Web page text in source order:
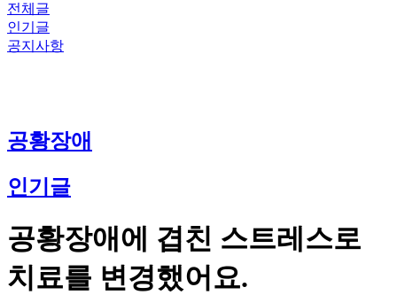
전체글
인기글
공지사항
공황장애
인기글
공황장애에 겹친 스트레스로
치료를 변경했어요.